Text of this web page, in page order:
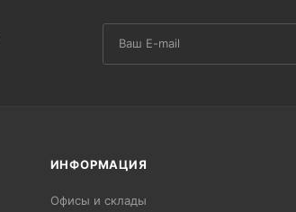
ИНФОРМАЦИЯ
Офисы и склады